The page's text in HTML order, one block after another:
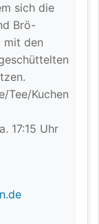
sich die
Brö-
mit den
Tee/Kuchen
17:15 Uhr